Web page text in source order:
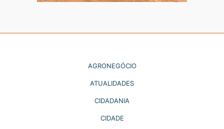
AGRONEGÓCIO
ATUALIDADES
CIDADANIA
CIDADE